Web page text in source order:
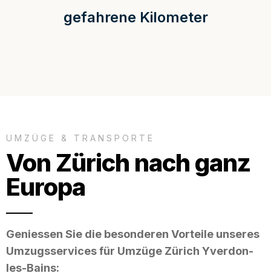
gefahrene Kilometer
UMZÜGE & TRANSPORTE
Von Zürich nach ganz
Europa
Geniessen Sie die besonderen Vorteile unseres
Umzugsservices für Umzüge Zürich Yverdon-
les-Bains: